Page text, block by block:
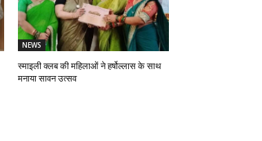
NEWS
स्माइली क्लब की महिलाओं ने हर्षोल्लास के साथ
मनाया सावन उत्सव